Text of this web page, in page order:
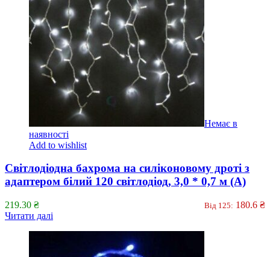
Немає в
наявності
Add to wishlist
Світлодіодна бахрома на силіконовому дроті з
адаптером білий 120 світлодіод, 3,0 * 0,7 м (А)
219.30 ₴ Від 125: 180.6 ₴
Читати далі